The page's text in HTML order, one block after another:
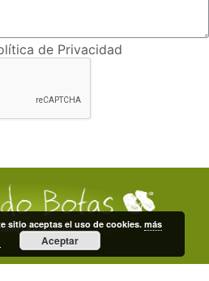
de Privacidad
Domínguez
sitio aceptas el uso de cookies.más
Aceptar